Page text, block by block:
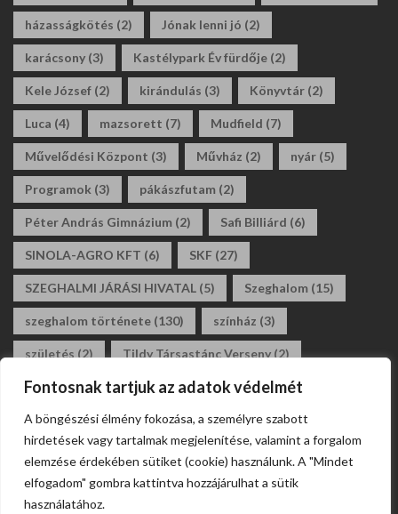
Fontosnak tartjuk az adatok védelmét
A böngészési élmény fokozása, a személyre szabott
hirdetések vagy tartalmak megjelenítése, valamint a forgalom
elemzése érdekében sütiket (cookie) használunk. A "Mindet
elfogadom" gombra kattintva hozzájárulhat a sütik
használatához.
házasságkötés (2) Jónak lenni jó (2)
karácsony (3) Kastélypark Év fürdője (2)
Kele József (2) kirándulás (3) Könyvtár (2)
Luca (4) mazsorett (7) Mudfield (7)
Művelődési Központ (3) Művház (2) nyár (5)
Programok (3) pákászfutam (2)
Péter András Gimnázium (2) Safi Billiárd (6)
SINOLA-AGRO KFT (6) SKF (27)
SZEGHALMI JÁRÁSI HIVATAL (5) Szeghalom (15)
szeghalom története (130) színház (3)
születés (2) Tildy Társastánc Verseny (2)
tildy zoltán általános iskola(3) tánc(2)
társastánc(2) állásajánlat (2) álláshirdetés